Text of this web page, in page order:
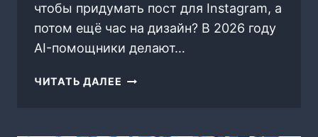
чтобы придумать пост для Instagram, а
потом ещё час на дизайн? В 2026 году
AI-помощники делают…
ЧИТАТЬ ДАЛЕЕ ОБЗОР: